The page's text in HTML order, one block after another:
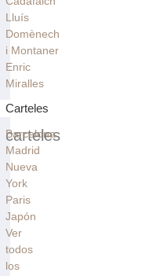
Lluís
Domènech
i Montaner
Enric
Miralles
Carteles
carteles
Barcelona
Madrid
Nueva
York
Paris
Japón
Ver
todos
los